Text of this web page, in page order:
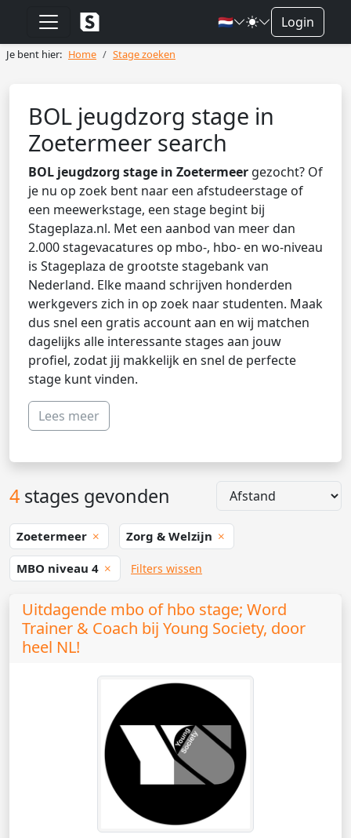
🇳🇱 Login
Je bent hier: Home Stage zoeken
BOL jeugdzorg stage in
Zoetermeer search
BOL jeugdzorg stage in Zoetermeer gezocht? Of
je nu op zoek bent naar een afstudeerstage of
een meewerkstage, een stage begint bij
Stageplaza.nl. Met een aanbod van meer dan
2.000 stagevacatures op mbo-, hbo- en wo-niveau
is Stageplaza de grootste stagebank van
Nederland. Elke maand schrijven honderden
werkgevers zich in op zoek naar studenten. Maak
dus snel een gratis account aan en wij matchen
dagelijks alle interessante stages aan jouw
profiel, zodat jij makkelijk en snel de perfecte
stage kunt vinden.
Lees meer
4 stages gevonden
Zoetermeer Zorg & Welzijn
MBO niveau 4 Filters wissen
Uitdagende mbo of hbo stage; Word
Trainer & Coach bij Young Society, door
heel NL!